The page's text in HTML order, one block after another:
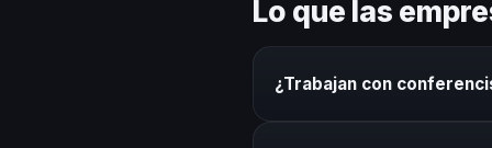
Lo que las
¿Trabajan con